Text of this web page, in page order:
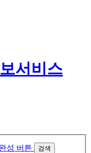
검색